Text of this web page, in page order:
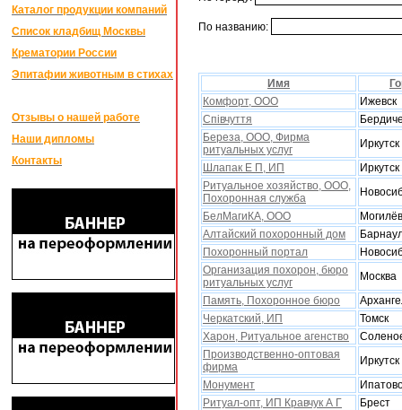
Каталог продукции компаний
Список кладбищ Москвы
Крематории России
Эпитафии животным в стихах
Отзывы о нашей работе
Наши дипломы
Контакты
По названию:
Имя
Комфорт, ООО
Ижевск
Спiвчуття
Береза, ООО, Фирма
ритуальныx услуг
Иркутск
Шлапак Е П, ИП
Иркутск
Ритуальное xозяйство, ООО,
Поxоронная служба
БелМагиКА, ООО
Могилёв
Алтайский поxоронный дом
Похоронный портал
Организация похорон, бюро
ритуальных услуг
Москва
Память, Поxоронное бюро
Черкатский, ИП
Томск
Xарон, Ритуальное агенство
Производственно-оптовая
фирма
Иркутск
Монумент
Ритуал-опт, ИП Кравчук А Г
Брест